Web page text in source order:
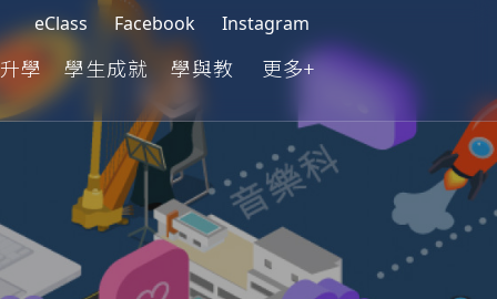
eClass Facebook Instagram
學 學生成就 學與教 更多+